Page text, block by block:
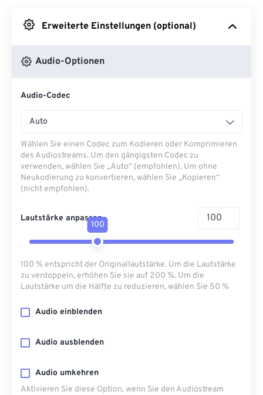
Erweiterte Einstellungen (optional)
Audio-Optionen
Audio-Codec
Auto
Wählen Sie einen Codec zum Kodieren oder Komprimieren
des Audiostreams. Um den gängigsten Codec zu
verwenden, wählen Sie „Auto“ (empfohlen). Um ohne
Neukodierung zu konvertieren, wählen Sie „Kopieren“
(nicht empfohlen).
Lautstärke anpassen
100
100 % entspricht der Originallautstärke. Um die Lautstärke
zu verdoppeln, erhöhen Sie sie auf 200 %. Um die
Lautstärke um die Hälfte zu reduzieren, wählen Sie 50 %
Audio einblenden
Audio ausblenden
Audio umkehren
Aktivieren Sie diese Option, wenn Sie den Audiostream